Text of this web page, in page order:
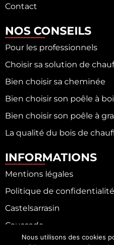
Contact
NOS CONSEILS
Pour les professionnels
Choisir sa solution de
Bien choisir sa cheminée
Bien choisir son poêle à
Bien choisir son poêle à
La qualité du bois de
INFORMATIONS
Mentions légales
Politique de confidentialité
Castelsarrasin
Caussade
Fronton
Nous utilisons des cookies